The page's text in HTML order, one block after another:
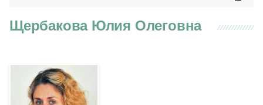
Щербакова Юлия Олеговна